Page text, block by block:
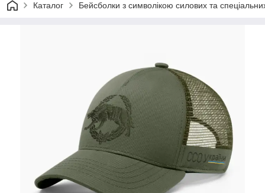
Каталог Бейсболки з символікою силових та